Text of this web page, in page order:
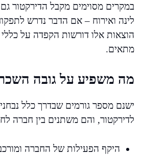
במקרים מסוימים מקבל הדירקטור
לינה ואירוח – אם הדבר נדרש
הוצאות אלו דורשות הקפדה על כללי
מתאים.
מה משפיע על גובה
ישנם מספר גורמים שבדרך כלל
לדירקטור, והם משתנים בין חברה
היקף הפעילות של החברה